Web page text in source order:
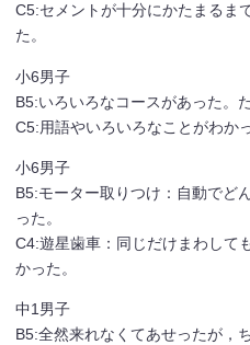
C5:セメントが十分にかたまるま
た。
小6男子
B5:いろいろなコースがあった。
C5:用語やいろいろなことがわか
小6男子
B5:モーター取りつけ：自動でど
った。
C4:遊星歯車：同じだけまわして
かった。
中1男子
B5:全然来れなくてあせったが，